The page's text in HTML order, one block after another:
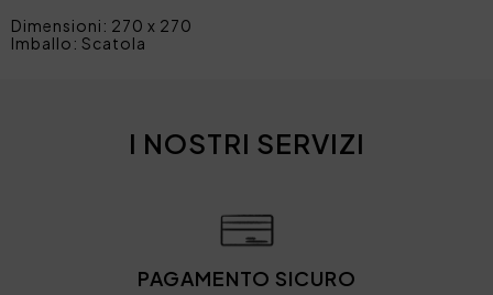
Dimensioni: 270 x 270
Imballo: Scatola
I NOSTRI SERVIZI
PAGAMENTO SICURO